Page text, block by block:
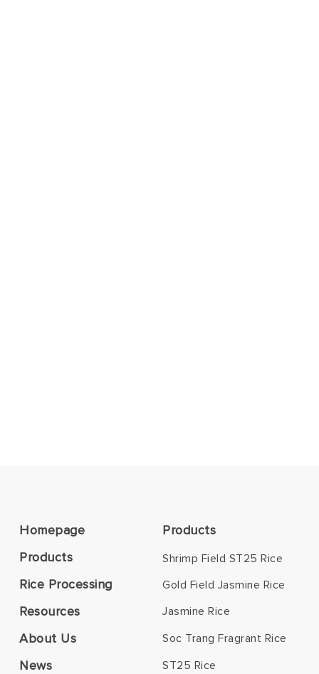
Homepage
Products
Rice Processing
Resources
About Us
News
Products
Shrimp Field ST25 Rice
Gold Field Jasmine Rice
Jasmine Rice
Soc Trang Fragrant Rice
ST25 Rice